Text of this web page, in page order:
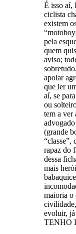
É isso aí,
ciclista
existem
pela
quem
aviso;
apoiar
que ler
aí, se
ou
tem a ver
(grande
“classe”,
rapaz do
dessa
mais
maioria o
evoluir,
TENHO